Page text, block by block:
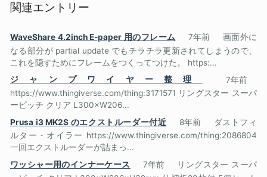
関連エントリー
WaveShare 4.2inch E-paper 用のフレーム 7年前
画面外に
なる部分が partial update でもチラチラ更新されてしまうので、
これを隠すためにフレームをつくってつけた。 https:...
ジャンプワイヤー整理
7年前
https://www.thingiverse.com/thing:3171571 リングスター スーパ
ーピッチ クリア L300×W206...
Prusa i3 MK2S のエクストルーダー付近
8年前
ダストフィ
ルター・オイラー https://www.thingiverse.com/thing:2086804
一回エクストルーダーが詰まっ...
ワッシャー用のインナーケース
7年前
リングスター スーパ